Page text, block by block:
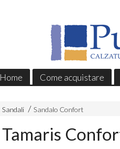
Home Come acquistare
Sandali Sandalo Confort
Tamaris